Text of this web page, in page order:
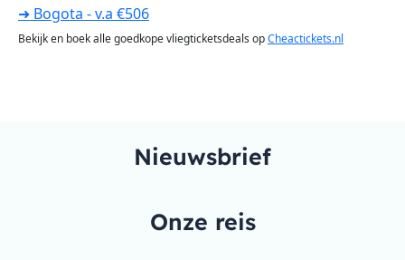
➜ Bogota - v.a €506
Bekijk en boek alle goedkope vliegticketsdeals opCheactickets.nl
Nieuwsbrief
Onze reis